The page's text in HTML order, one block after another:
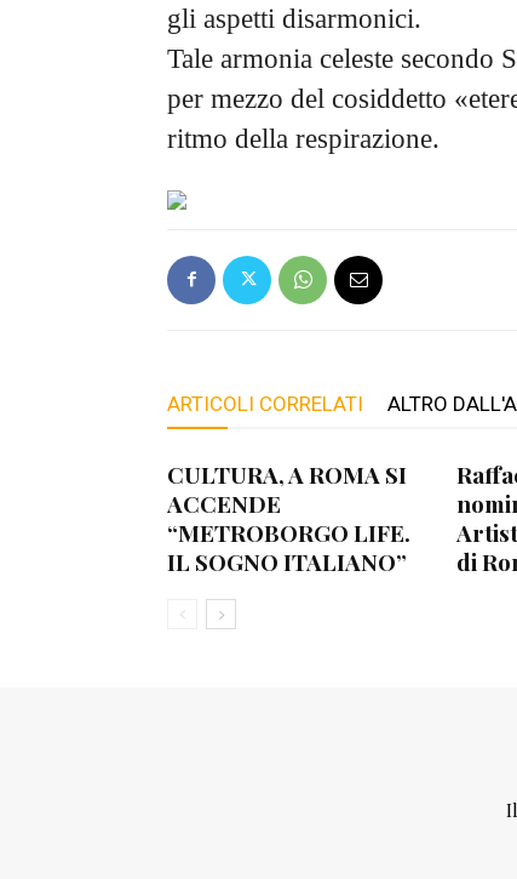
gli aspetti disarmonici.
Tale armonia celeste secondo
per mezzo del cosiddetto
ritmo della respirazione.
ARTICOLI CORRELATI ALTRO
CULTURA, A ROMA SI
ACCENDE
“METROBORGO LIFE.
IL SOGNO ITALIANO”
di